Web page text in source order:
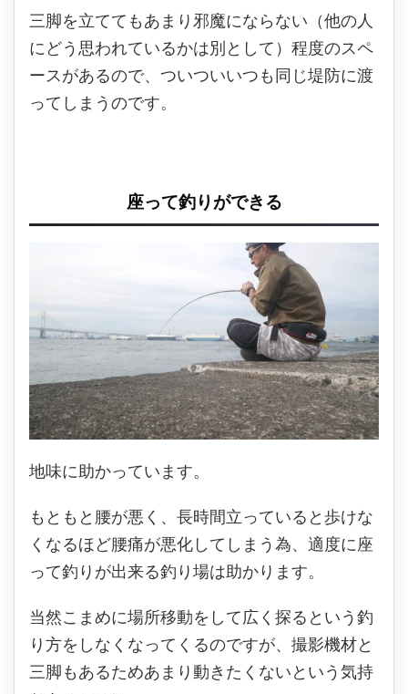
三脚を立ててもあまり邪魔にならない（他の人
にどう思われているかは別として）程度のスペ
ースがあるので、ついついいつも同じ堤防に渡
ってしまうのです。
座って釣りができる
地味に助かっています。
もともと腰が悪く、長時間立っていると歩けな
くなるほど腰痛が悪化してしまう為、適度に座
って釣りが出来る釣り場は助かります。
当然こまめに場所移動をして広く探るという釣
り方をしなくなってくるのですが、撮影機材と
三脚もあるためあまり動きたくないという気持